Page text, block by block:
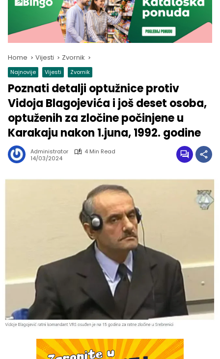
Home Vijesti Zvornik
Najnovije Vijesti Zvornik
Poznati detalji optužnice protiv
Vidoja Blagojevića i još deset osoba,
optuženih za zločine počinjene u
Karakaju nakon 1.juna, 1992. godine
Administrator
4 Min Read
14/03/2024